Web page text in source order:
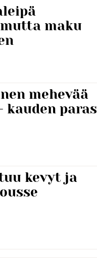
maku
mehevää
paras
kevyt ja